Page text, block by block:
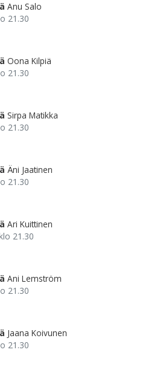
Anu Salo
21.30
Oona Kilpiä
21.30
Sirpa Matikka
21.30
Äni Jaatinen
21.30
Ari Kuittinen
21.30
Ani Lemström
21.30
Jaana Koivunen
21.30